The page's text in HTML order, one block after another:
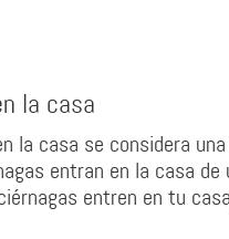
la casa
la casa se considera
entran en la casa
entren en tu